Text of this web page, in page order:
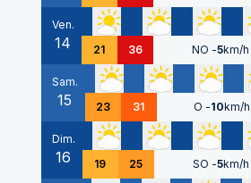
Ven.
14 21 36 NO -5km/h
Sam.
15 23 31 O -10km/h
Dim.
16 19 25 SO -5km/h